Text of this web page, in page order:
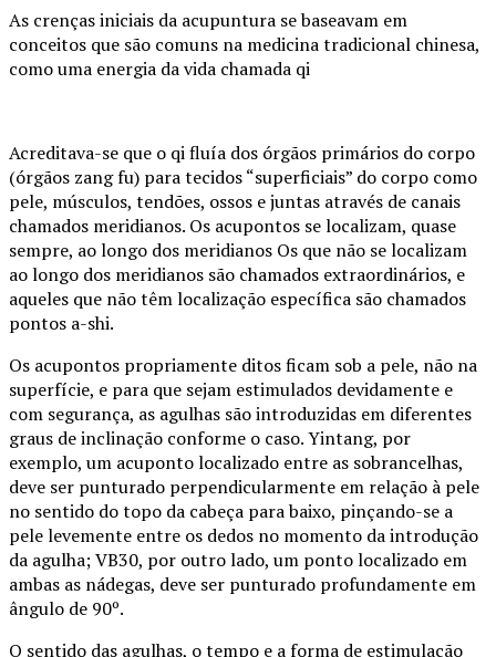
As crenças iniciais da acupuntura se baseavam em
conceitos que são comuns na medicina tradicional chinesa,
como uma energia da vida chamada qi
Acreditava-se que o qi fluía dos órgãos primários do corpo
(órgãos zang fu) para tecidos “superficiais” do corpo como
pele, músculos, tendões, ossos e juntas através de canais
chamados meridianos. Os acupontos se localizam, quase
sempre, ao longo dos meridianos Os que não se localizam
ao longo dos meridianos são chamados extraordinários, e
aqueles que não têm localização específica são chamados
pontos a-shi.
Os acupontos propriamente ditos ficam sob a pele, não na
superfície, e para que sejam estimulados devidamente e
com segurança, as agulhas são introduzidas em diferentes
graus de inclinação conforme o caso. Yintang, por
exemplo, um acuponto localizado entre as sobrancelhas,
deve ser punturado perpendicularmente em relação à pele
no sentido do topo da cabeça para baixo, pinçando-se a
pele levemente entre os dedos no momento da introdução
da agulha; VB30, por outro lado, um ponto localizado em
ambas as nádegas, deve ser punturado profundamente em
ângulo de 90º.
O sentido das agulhas, o tempo e a forma de estimulação